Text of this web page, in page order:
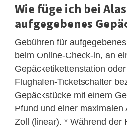
Wie füge ich bei
aufgegebenes
Gebühren für
beim Online-Check-in, an
Gepäcketikettenstation
Flughafen-Ticketschalter
Gepäckstücke mit einem
Pfund und einer maximalen
Zoll (linear). * Während der